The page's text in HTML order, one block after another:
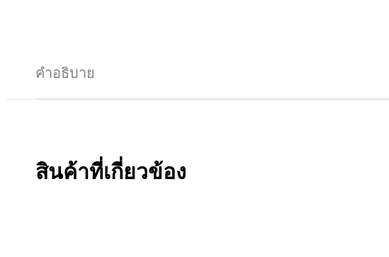
คำอธิบาย
สินค้าที่เกี่ยวข้อง